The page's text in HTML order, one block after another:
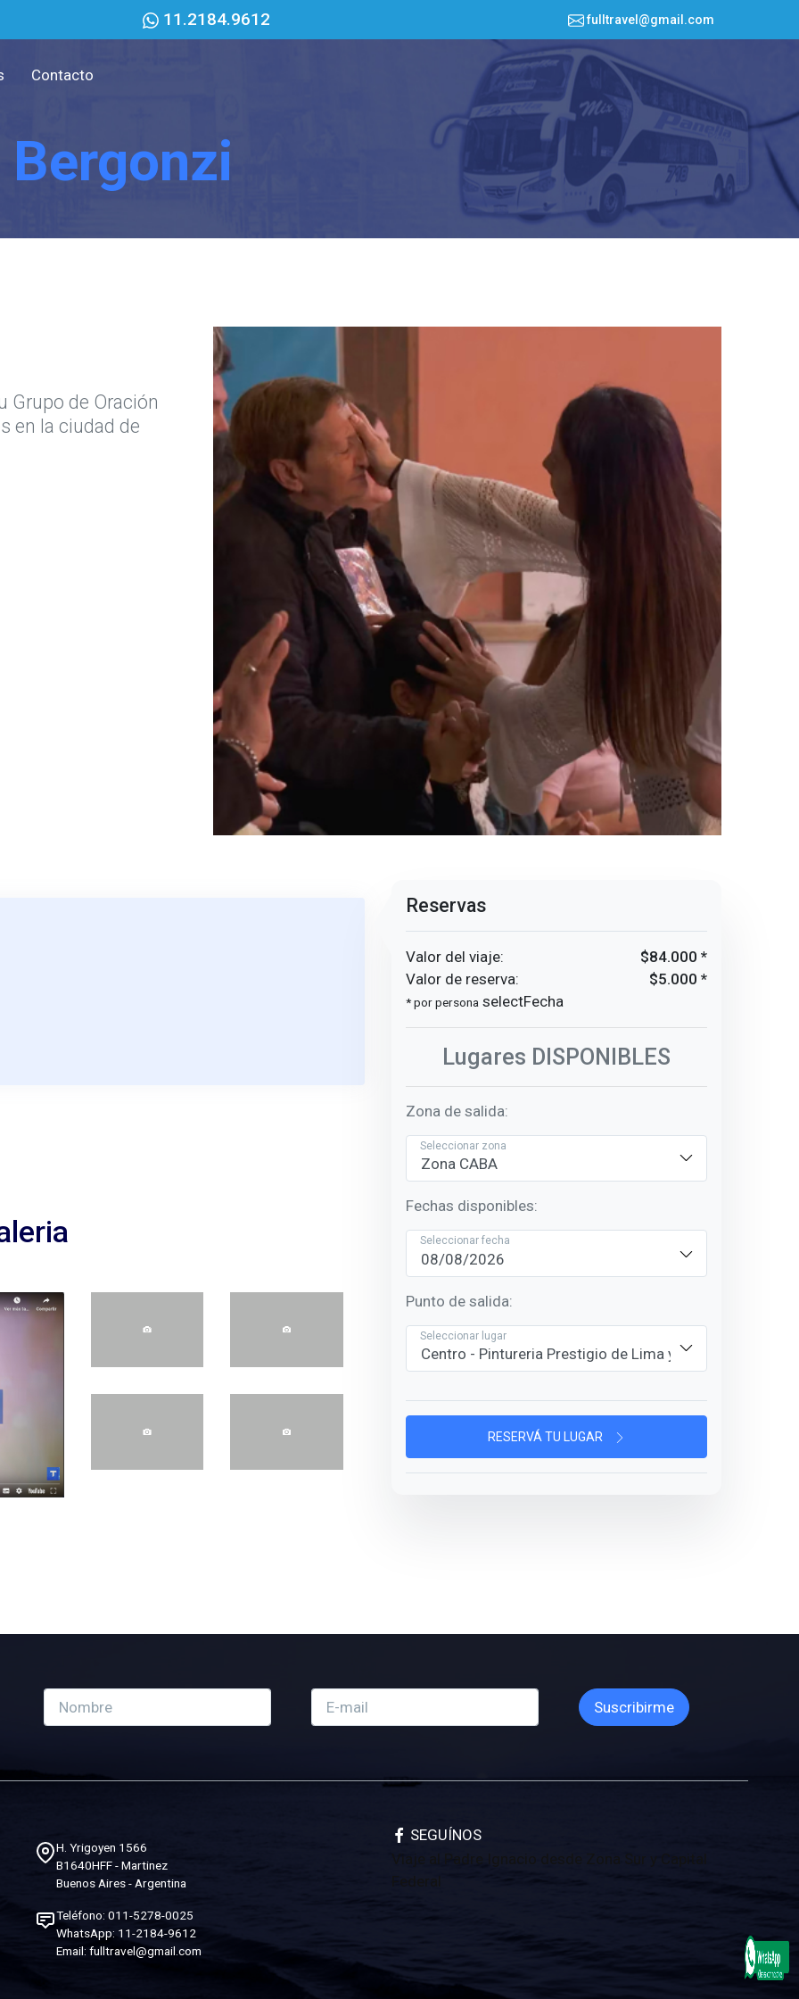
11.2184.9612 fulltravel@gmail.com
Contacto
Bergonzi
Grupo de Oración
en la ciudad de
Reservas
Valor del viaje:
$84.000 *
Valor de reserva:
$5.000 *
* por persona selectFecha
Lugares DISPONIBLES
Zona de salida:
Seleccionar zona
Fechas disponibles:
Seleccionar fecha
Punto de salida:
Seleccionar lugar
RESERVÁ TU LUGAR
Suscribirme
H. Yrigoyen 1566
B1640HFF - Martinez
Buenos Aires - Argentina
Teléfono: 011-5278-0025
WhatsApp: 11-2184-9612
Email: fulltravel@gmail.com
SEGUÍNOS